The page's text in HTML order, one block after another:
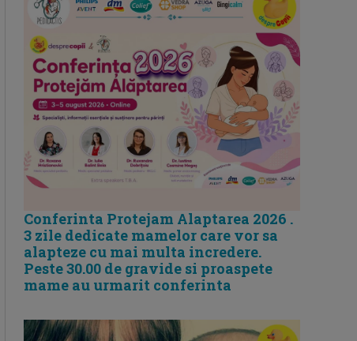
Conferinta Protejam Alaptarea 2026 .
3 zile dedicate mamelor care vor sa
alapteze cu mai multa incredere.
Peste 30.00 de gravide si proaspete
mame au urmarit conferinta